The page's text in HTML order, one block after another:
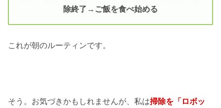
除終了→ご飯を食べ始める
これが朝のルーティンです。
そう。お気づきかもしれませんが、私は掃除を「ロボッ